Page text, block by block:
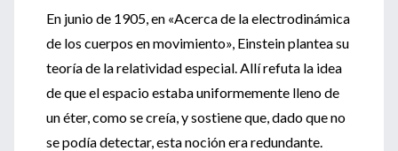
En junio de 1905, en «Acerca de la electrodinámica
de los cuerpos en movimiento», Einstein plantea su
teoría de la relatividad especial. Allí refuta la idea
de que el espacio estaba uniformemente lleno de
un éter, como se creía, y sostiene que, dado que no
se podía detectar, esta noción era redundante.